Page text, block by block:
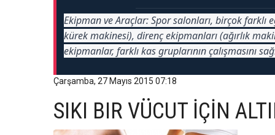
Ekipman ve Araçlar: Spor salonları, birçok
kürek makinesi), direnç ekipmanları (ağırlık
ekipmanlar, farklı kas gruplarının çalışmasını
Çarşamba, 27 Mayıs 2015 07:18
SIKI BIR VÜCUT İÇİN